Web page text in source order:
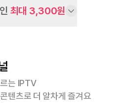
최대 3,300원
는 IPTV
텐츠로 더 알차게 즐겨요